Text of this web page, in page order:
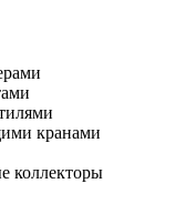
кранами
коллекторы